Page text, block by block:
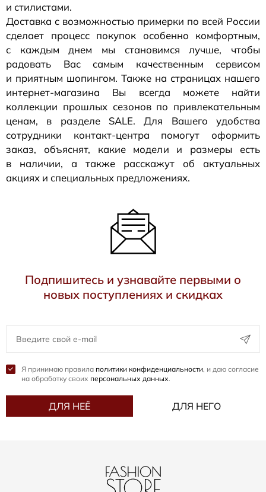
и стилистами.
Доставка с возможностью примерки по всей России
сделает процесс покупок особенно комфортным,
с каждым днем мы становимся лучше, чтобы
радовать Вас самым качественным сервисом
и приятным шопингом. Также на страницах нашего
интернет-магазина Вы всегда можете найти
коллекции прошлых сезонов по привлекательным
ценам, в разделе SALE. Для Вашего удобства
сотрудники контакт-центра помогут оформить
заказ, объяснят, какие модели и размеры есть
в наличии, а также расскажут об актуальных
акциях и специальных предложениях.
Подпишитесь и узнавайте первыми о
новых поступлениях и скидках
Я принимаю правила политики конфиденциальности, и даю согласие
на обработку своих персональных данных.
ДЛЯ НЕЁ ДЛЯ НЕГО